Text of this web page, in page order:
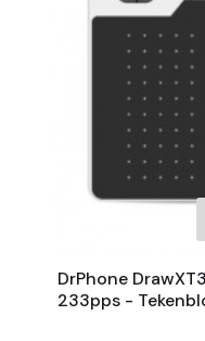
DrPhone
233pps -